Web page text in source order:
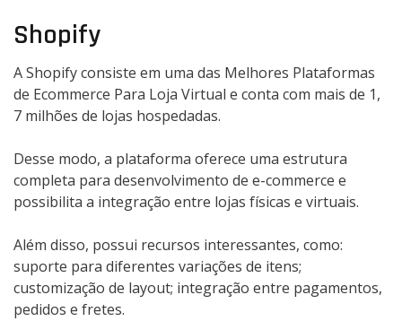
Shopify
A Shopify consiste em uma das Melhores Plataformas
de Ecommerce Para Loja Virtual e conta com mais de 1,
7 milhões de lojas hospedadas.
Desse modo, a plataforma oferece uma estrutura
completa para desenvolvimento de e-commerce e
possibilita a integração entre lojas físicas e virtuais.
Além disso, possui recursos interessantes, como:
suporte para diferentes variações de itens;
customização de layout; integração entre pagamentos,
pedidos e fretes.